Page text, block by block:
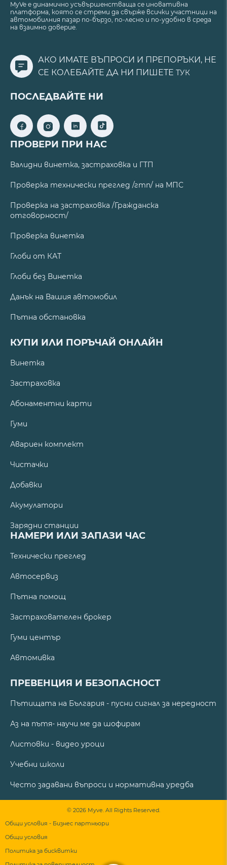
MyVe е динамично усъвършенстваща се иновативна
платформа, която се стреми да свърже всички участници на
автомобилния пазар по-бързо, по-лесно и по-удобно в среда
на взаимно доверие.
АКО ИМАТЕ ВЪПРОСИ И ПРЕПОРЪКИ, НЕ
СЕ КОЛЕБАЙТЕ ДА НИ ПИШЕТЕ ТУК
ПОСЛЕДВАЙТЕ НИ
ПРОВЕРИ ПРИ НАС
Валидни винетка, застраховка и ГТП
Проверка технически преглед /гтп/ на МПС
Проверка на застраховка /Гражданска
отговорност/
Проверка винетка
Глоби от КАТ
Глоби без Винетка
Данък на Вашия автомобил
Пътна обстановка
КУПИ ИЛИ ПОРЪЧАЙ ОНЛАЙН
Винетка
Застраховка
Абонаментни карти
Гуми
Авариен комплект
Чистачки
Добавки
Акумулатори
Зарядни станции
НАМЕРИ ИЛИ ЗАПАЗИ ЧАС
Технически преглед
Автосервиз
Пътна помощ
Застрахователен брокер
Гуми център
Автомивка
ПРЕВЕНЦИЯ И БЕЗОПАСНОСТ
Пътищата на България - пусни сигнал за нередност
Аз на пътя- научи ме да шофирам
Листовки - видео уроци
Учебни школи
Често задавани въпроси и нормативна уредба
© 2026 Myve. All Rights Reserved.
Общи условия - Бизнес партньори
Общи условия
Политика за бисквитки